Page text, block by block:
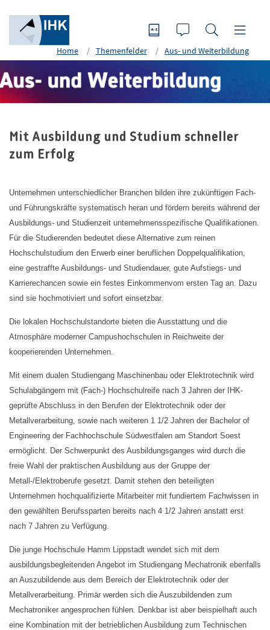
Home Themenfelder Aus- und Weiterbildung
Mit Ausbildung und Studium schneller
zum Erfolg
Unternehmen unterschiedlicher Branchen bilden ihre zukünftigen Fach-
und Führungskräfte systematisch heran und fördern bereits während der
Ausbildungs- und Studienzeit unternehmensspezifische Qualifikationen.
Für die Studierenden bedeutet diese Alternative zum reinen
Hochschulstudium den Erwerb einer beruflichen Doppelqualifikation,
eine gestraffte Ausbildungs- und Studiendauer, gute Aufstiegs- und
Karrierechancen sowie ein festes Einkommenvom ersten Tag an. Dazu
sind sie hochmotiviert und sofort einsetzbar.
Die lokalen Hochschulstandorte bieten die Ausstattung und die
Atmosphäre moderner Campushochschulen in Reichweite der
kooperierenden Unternehmen.
Mit einem dualen Studiengang Maschinenbau oder Elektrotechnik wird
Schulabgängern mit (Fach-) Hochschulreife nach 3 Jahren der IHK-
geprüfte Abschluss in den Berufen der Elektrotechnik oder der
Metallverarbeitung, sowie nach weiteren 1 1/2 Jahren der Bachelor of
Engineering der Fachhochschule Südwestfalen am Standort Soest
ermöglicht. Der Schwerpunkt des Ausbildungsganges wird durch die
freie Wahl der praktischen Ausbildung aus der Gruppe der
Metall-/Elektroberufe gesetzt. Damit stehen den beteiligten
Unternehmen hochqualifizierte Mitarbeiter mit fundiertem Fachwissen in
den gewählten Berufssparten bereits nach 4 1/2 Jahren anstatt erst
nach 7 Jahren zu Verfügung.
Die junge Hochschule Hamm Lippstadt wendet sich mit dem
ausbildungsbegleitenden Angebot im Studiengang Mechatronik ebenfalls
an Auszubildende aus dem Bereich der Elektrotechnik oder der
Metallverarbeitung. Primär werden sich die Auszubildenden zum
Mechatroniker angesprochen fühlen. Denkbar ist aber beispielhaft auch
eine Kombination mit der betrieblichen Ausbildung zum Technischen